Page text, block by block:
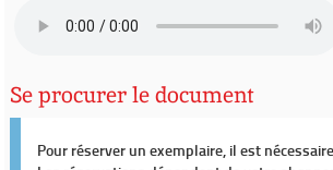
Se procurer le document
Pour réserver un exemplaire, il est